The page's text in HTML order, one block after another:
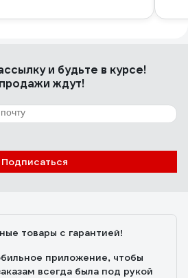
и будьте в курсе!
ждут!
Подписаться
товары с гарантией!
приложение, чтобы
всегда была под рукой